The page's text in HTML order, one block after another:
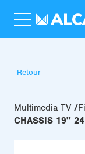
Retour
Multimedia-TV
CHASSIS 19''